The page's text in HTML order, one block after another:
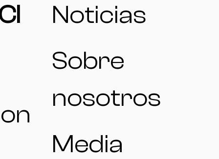
Noticias
Sobre
nosotros
Media